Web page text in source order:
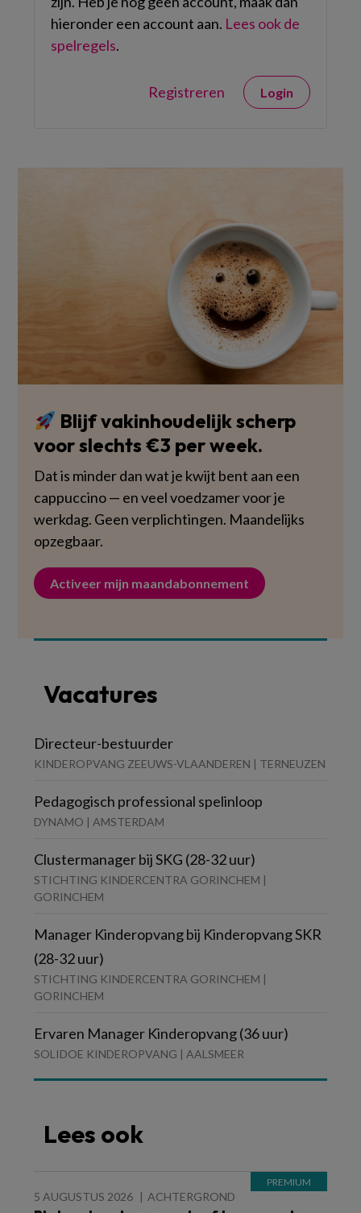
hieronder een account aan. Lees ook de
spelregels.
Registreren Login
Blijf vakinhoudelijk scherp
voor slechts €3 per week.
Dat is minder dan wat je kwijt bent aan een
cappuccino — en veel voedzamer voor je
werkdag. Geen verplichtingen. Maandelijks
opzegbaar.
Activeer mijn maandabonnement
Vacatures
Directeur-bestuurder
KINDEROPVANG ZEEUWS-VLAANDEREN | TERNEUZEN
Pedagogisch professional spelinloop
DYNAMO | AMSTERDAM
Clustermanager bij SKG (28-32 uur)
STICHTING KINDERCENTRA GORINCHEM |
GORINCHEM
Manager Kinderopvang bij Kinderopvang SKR
(28-32 uur)
STICHTING KINDERCENTRA GORINCHEM |
GORINCHEM
Ervaren Manager Kinderopvang (36 uur)
SOLIDOE KINDEROPVANG | AALSMEER
Lees ook
5 AUGUSTUS 2026 ACHTERGROND